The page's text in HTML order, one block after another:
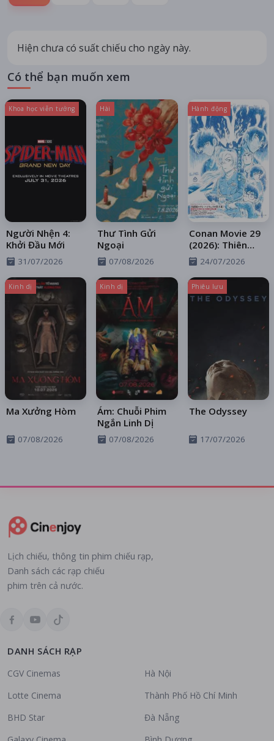
Hiện chưa có suất chiếu cho ngày này.
Có thể bạn muốn xem
Khoa học viễn tưởng
Người Nhện 4:
Khởi Đầu Mới
31/07/2026
Hài
Thư Tình Gửi
Ngoại
07/08/2026
Hành động
Conan Movie 29
(2026): Thiên
Thần Sa Ngã
Trên Xa Lộ
24/07/2026
Kinh dị
Ma Xưởng Hòm
07/08/2026
Kinh dị
Ám: Chuỗi Phim
Ngắn Linh Dị
07/08/2026
Phiêu lưu
The Odyssey
17/07/2026
Lịch chiếu, thông tin phim chiếu rạp,
Danh sách các rạp chiếu
phim trên cả nước.
DANH SÁCH RẠP
CGV Cinemas
Lotte Cinema
BHD Star
Hà Nội
Thành Phố Hồ Chí Minh
Đà Nẵng